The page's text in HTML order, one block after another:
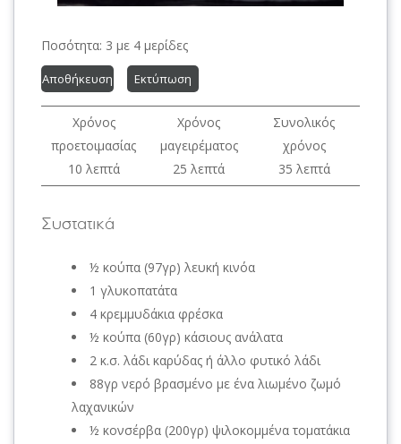
Ποσότητα: 3 με 4 μερίδες
Αποθήκευση Εκτύπωση
Χρόνος
προετοιμασίας
10 λεπτά
Χρόνος
μαγειρέματος
25 λεπτά
Συνολικός
χρόνος
35 λεπτά
Συστατικά
½ κούπα (97γρ) λευκή κινόα
1 γλυκοπατάτα
4 κρεμμυδάκια φρέσκα
½ κούπα (60γρ) κάσιους ανάλατα
2 κ.σ. λάδι καρύδας ή άλλο φυτικό λάδι
88γρ νερό βρασμένο με ένα λιωμένο ζωμό
λαχανικών
½ κονσέρβα (200γρ) ψιλοκομμένα τοματάκια